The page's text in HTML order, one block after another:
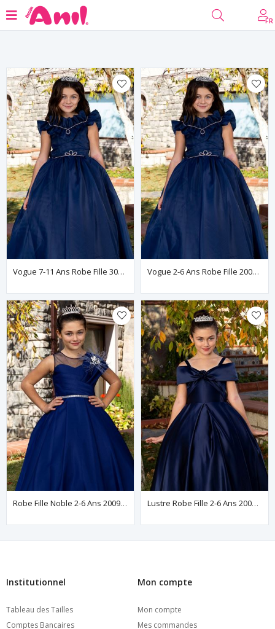
FR
filtre
Vogue 7-11 Ans Robe Fille 30086 Bleu Marine Vogue 2-6 Ans Robe Fille 20086 Bleu Marine
Robe Fille Noble 2-6 Ans 20091 Bleu Marine Lustre Robe Fille 2-6 Ans 20085 Bleu Marine
Institutionnel
Tableau des Tailles
Comptes Bancaires
Mon compte
Mon compte
Mes commandes